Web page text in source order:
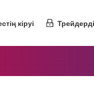
кіруі